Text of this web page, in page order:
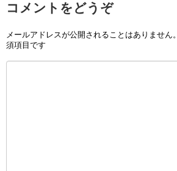
コメントをどうぞ
メールアドレスが公開されることはありません。
須項目です